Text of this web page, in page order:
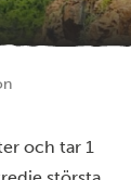
och tar 1